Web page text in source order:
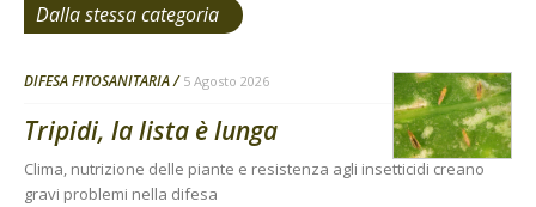
Dalla stessa categoria
DIFESA FITOSANITARIA 5 Agosto 2026
Tripidi, la lista è lunga
Clima, nutrizione delle piante e resistenza agli insetticidi creano
gravi problemi nella difesa